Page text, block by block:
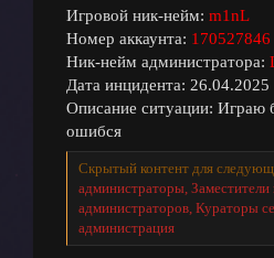
Игровой ник-нейм: m1nL
Номер аккаунта: 170527846
Ник-нейм администратора:
Дата инцидента: 26.04.2025
Описание ситуации: Играю
ошибся
Скрытый контент для
администраторы, Заместители
администраторов, Кураторы
администрация